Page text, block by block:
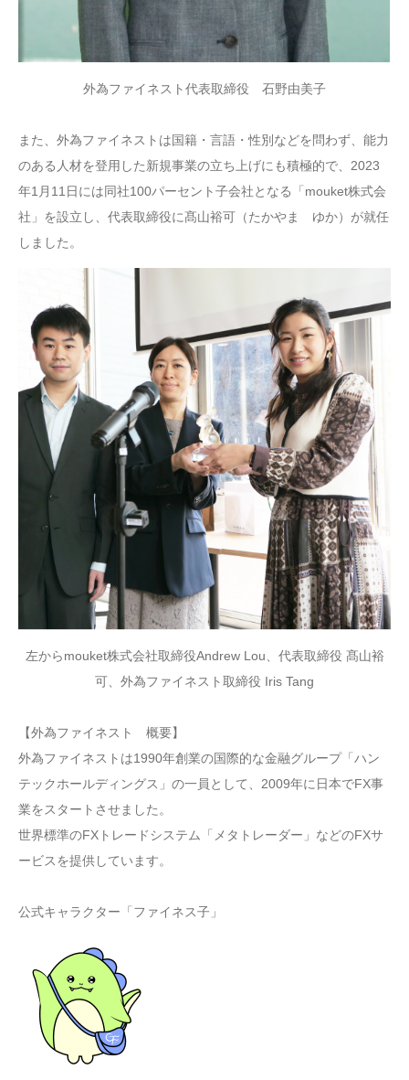
外為ファイネスト代表取締役 石野由美子
また、外為ファイネストは国籍・言語・性別などを問わず、能力
のある人材を登用した新規事業の立ち上げにも積極的で、2023
年1月11日には同社100パーセント子会社となる「mouket株式会
社」を設立し、代表取締役に髙山裕可（たかやま ゆか）が就任
しました。
左からmouket株式会社取締役Andrew Lou、代表取締役 髙山裕
可、外為ファイネスト取締役 Iris Tang
【外為ファイネスト 概要】
外為ファイネストは1990年創業の国際的な金融グループ「ハン
テックホールディングス」の一員として、2009年に日本でFX事
業をスタートさせました。
世界標準のFXトレードシステム「メタトレーダー」などのFXサ
ービスを提供しています。
公式キャラクター「ファイネス子」